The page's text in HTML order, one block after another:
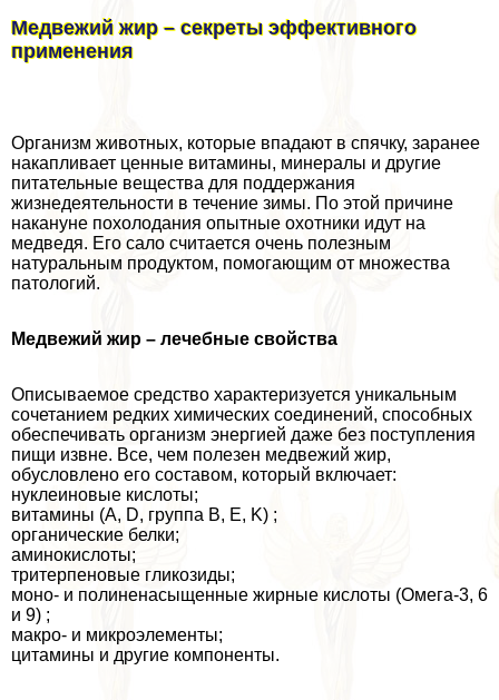
Медвежий жир – секреты эффективного
применения
Организм животных, которые впадают в спячку, заранее
накапливает ценные витамины, минералы и другие
питательные вещества для поддержания
жизнедеятельности в течение зимы. По этой причине
накануне похолодания опытные охотники идут на
медведя. Его сало считается очень полезным
натуральным продуктом, помогающим от множества
патологий.
Медвежий жир – лечебные свойства
Описываемое средство хаpaктеризуется уникальным
сочетанием редких химических соединений, способных
обеспечивать организм энергией даже без поступления
пищи извне. Все, чем полезен медвежий жир,
обусловлено его составом, который включает:
нуклеиновые кислоты;
витамины (А, D, группа B, E, K) ;
органические белки;
аминокислоты;
тритерпеновые гликозиды;
моно- и полиненасыщенные жирные кислоты (Омега-3, 6
и 9) ;
макро- и микроэлементы;
цитамины и другие компоненты.